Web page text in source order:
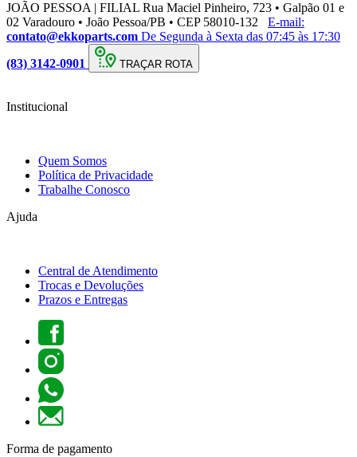
JOÃO PESSOA | FILIAL Rua Maciel Pinheiro, 723 • Galpão 01 e
02 Varadouro • João Pessoa/PB • CEP 58010-132
E-mail:
contato@ekkoparts.com De Segunda à Sexta das 07:45 às 17:30
(83) 3142-0901
TRAÇAR ROTA
Institucional
Quem Somos
Política de Privacidade
Trabalhe Conosco
Ajuda
Central de Atendimento
Trocas e Devoluções
Prazos e Entregas
Forma de pagamento